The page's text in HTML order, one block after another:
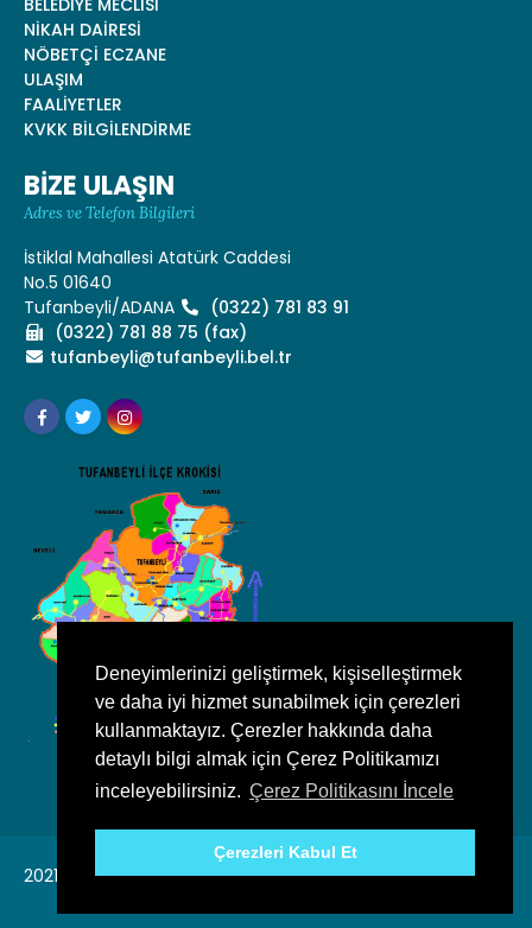
Deneyimlerinizi geliştirmek, kişiselleştirmek
ve daha iyi hizmet sunabilmek için çerezleri
kullanmaktayız. Çerezler hakkında daha
detaylı bilgi almak için Çerez Politikamızı
inceleyebilirsiniz. Çerez Politikasını İncele
Çerezleri Kabul Et
BELEDİYE MECLİSİ
NİKAH DAİRESİ
NÖBETÇİ ECZANE
ULAŞIM
FAALİYETLER
KVKK BİLGİLENDİRME
BİZE ULAŞIN
Adres ve Telefon Bilgileri
İstiklal Mahallesi Atatürk Caddesi
No.5 01640
Tufanbeyli/ADANA
(0322) 781 83 91
(0322) 781 88 75 (fax)
tufanbeyli@tufanbeyli.bel.tr
2021, Tufanbeyli Belediyesi